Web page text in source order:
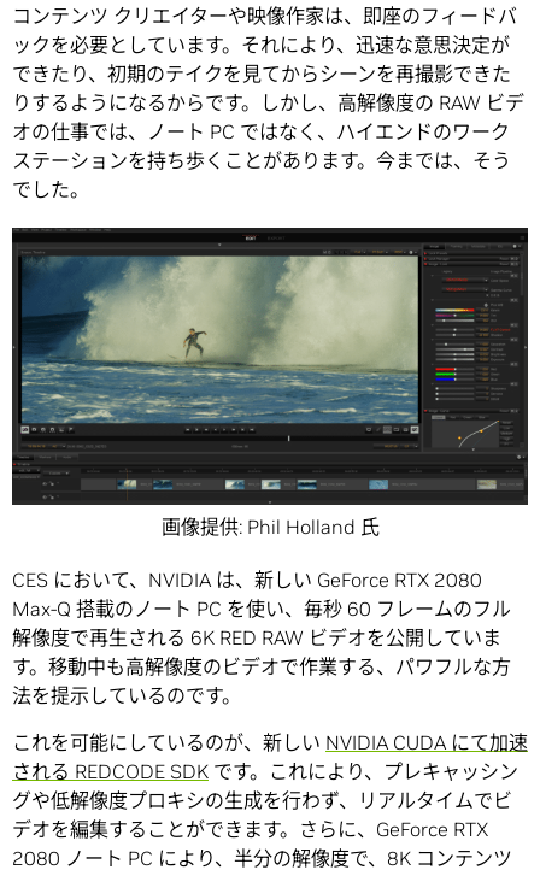
コンテンツ クリエイターや映像作家は、即座のフィードバ
ックを必要としています。それにより、迅速な意思決定が
できたり、初期のテイクを見てからシーンを再撮影できた
りするようになるからです。しかし、高解像度の RAW ビデ
オの仕事では、ノート PC ではなく、ハイエンドのワーク
ステーションを持ち歩くことがあります。今までは、そう
でした。
画像提供: Phil Holland 氏
CES において、NVIDIA は、新しい GeForce RTX 2080
Max-Q 搭載のノート PC を使い、毎秒 60 フレームのフル
解像度で再生される 6K RED RAW ビデオを公開していま
す。移動中も高解像度のビデオで作業する、パワフルな方
法を提示しているのです。
これを可能にしているのが、新しい NVIDIA CUDA にて加速
される REDCODE SDK です。これにより、プレキャッシン
グや低解像度プロキシの生成を行わず、リアルタイムでビ
デオを編集することができます。さらに、GeForce RTX
2080 ノート PC により、半分の解像度で、8K コンテンツ